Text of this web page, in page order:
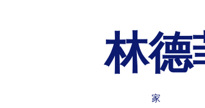
林德
家